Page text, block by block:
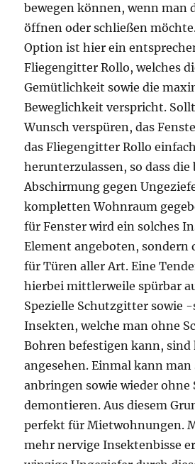
bewegen können, wenn man
öffnen oder schließen
Option ist hier ein
Fliegengitter Rollo, welches
Gemütlichkeit sowie die
Beweglichkeit verspricht.
Wunsch verspüren, das
das Fliegengitter Rollo einfach
herunterzulassen, so dass die
Abschirmung gegen
kompletten Wohnraum
für Fenster wird ein solches
Element angeboten, sondern
für Türen aller Art. Eine
hierbei mittlerweile spürbar
Spezielle Schutzgitter sowie
Insekten, welche man ohne
Bohren befestigen kann,
angesehen. Einmal kann
anbringen sowie wieder ohne
demontieren. Aus diesem
perfekt für Mietwohnungen.
mehr nervige Insektenbisse